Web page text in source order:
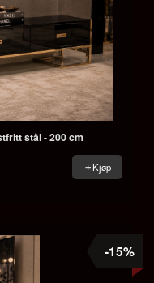
stål - 200 cm
Kjøp
-15%